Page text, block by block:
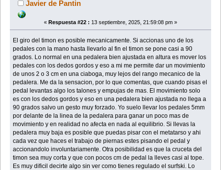
Javier de Pantin
« Respuesta #22 : 13 septiembre, 2025, 21:59:08 pm »
El giro del timon es posible mecanicamente. Si accionas uno de los
pedales con la mano hasta llevarlo al fin el timon se pone casi a 90
grados. Lo normal en una pedalera bien ajustada en altura es mover los
pedales con los dedos gordos y eso a mi me permite dar un movimiento
de unos 2 o 3 cm en una ciaboga, muy lejos del rango mecanico de la
pedalera. Me da la sensacion, por lo que comentas, que cuando pisas el
pedal levantas algo los talones y empujas de mas. El movimiento solo
es con los dedos gordos y eso en una pedalera bien ajustada no llega a
90 grados salvo un gesto muy forzado. Yo suelo llevar los pedales 5mm
por delante de la linea de la pedalera para ganar un poco mas de
movimiento y en realidad no afecta en nada al equilibrio. Si llevas la
pedalera muy baja es posible que puedas pisar con el metatarso y ahi
cada vez que haces el trabajo de piernas estes pisando el pedal y
accionandolo involuntariamente. Otra posibilidad es que la cruceta del
timon sea muy corta y que con pocos cm de pedal la lleves casi al tope.
Es muy dificil decirte algo sin ver como tienes regulado el surfski. Lo